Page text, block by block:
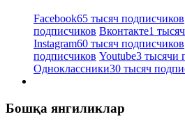
Facebook65 тысяч подписчиков
подписчиков Вконтакте1
Instagram60 тысяч подписчиков
подписчиков Youtube3 тысячи
Одноклассники30 тысяч
Бошқа янгиликлар